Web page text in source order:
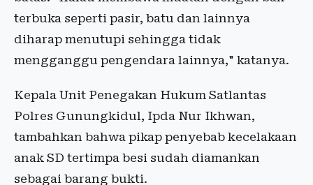
terbuka seperti pasir, batu dan lainnya
diharap menutupi sehingga tidak
mengganggu pengendara lainnya," katanya.
Kepala Unit Penegakan Hukum Satlantas
Polres Gunungkidul, Ipda Nur Ikhwan,
tambahkan bahwa pikap penyebab kecelakaan
anak SD tertimpa besi sudah diamankan
sebagai barang bukti.